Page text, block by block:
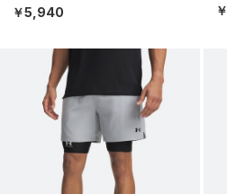
グ/MEN）
￥5,940